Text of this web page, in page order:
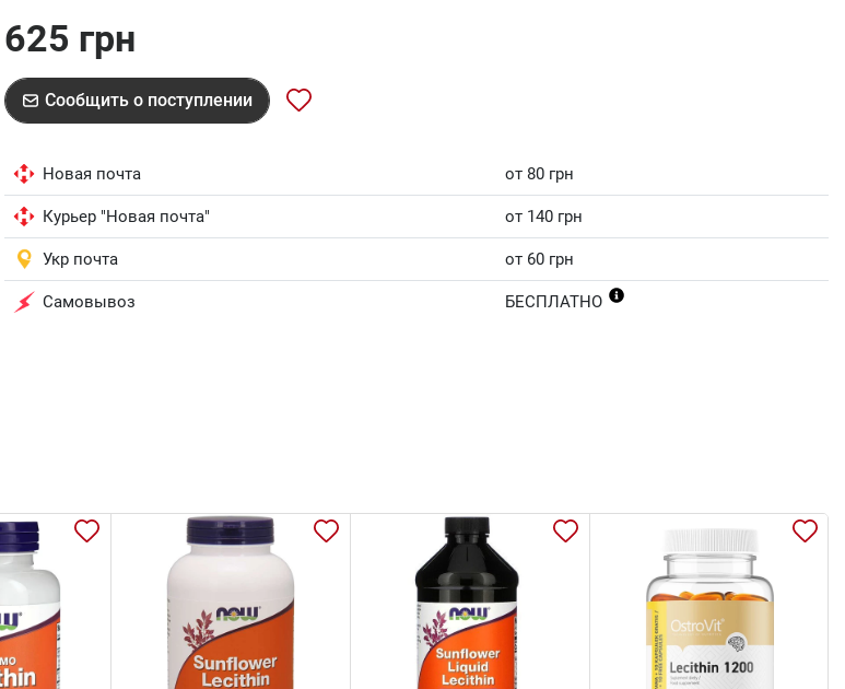
625 грн
Сообщить о поступлении
Новая почта от 80 грн
Курьер "Новая почта" от 140 грн
Укр почта от 60 грн
Самовывоз БЕСПЛАТНО